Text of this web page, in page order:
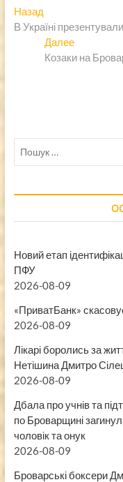
Навигация
по
записям
НазадПредыдущая
запись:
В Україні
Далее
запись:
Козаки на
Новий етап
ПФУ
2026-08-09
«ПриватБанк»
2026-08-09
Лікарі боролись за
Нетішина Дмитро
2026-08-09
Дбала про учнів та
по Броварщині
чоловік та онук
2026-08-09
Броварські боксери